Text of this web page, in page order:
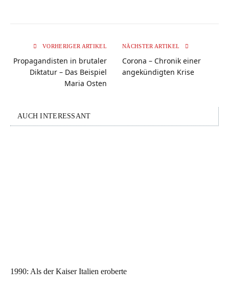
VORHERIGER ARTIKEL
Propagandisten in brutaler
Diktatur – Das Beispiel
Maria Osten
NÄCHSTER ARTIKEL
Corona – Chronik einer
angekündigten Krise
AUCH INTERESSANT
1990: Als der Kaiser Italien eroberte